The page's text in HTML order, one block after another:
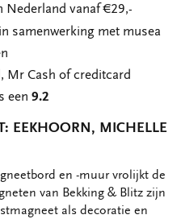
Nederland vanaf €29,-
samenwerking met musea
Mr Cash of creditcard
een9.2
EEKHOORN, MICHELLE
en -muur vrolijkt de
van Bekking & Blitz zijn
als decoratie en